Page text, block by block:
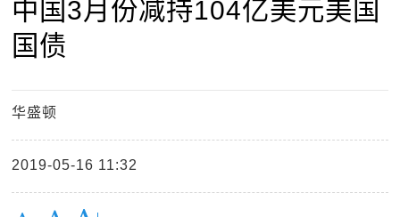
中国3月份减持104亿美元美国
国债
华盛顿
2019-05-16 11:32